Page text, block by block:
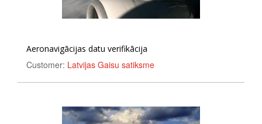
Aeronavigācijas datu verifikācija
Customer: Latvijas Gaisu satiksme